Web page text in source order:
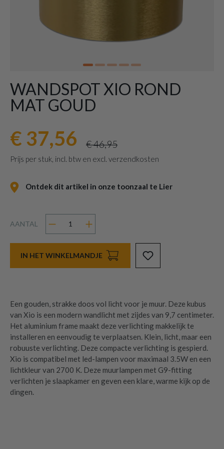
WANDSPOT XIO ROND
MAT GOUD
€ 37,56 € 46,95
Prijs per stuk, incl. btw en excl. verzendkosten
Ontdek dit artikel in onze toonzaal te Lier
AANTAL
IN HET WINKELMANDJE
Een gouden, strakke doos vol licht voor je muur. Deze kubus
van Xio is een modern wandlicht met zijdes van 9,7 centimeter.
Het aluminium frame maakt deze verlichting makkelijk te
installeren en eenvoudig te verplaatsen. Klein, licht, maar een
robuuste verlichting. Deze compacte verlichting is gespierd.
Xio is compatibel met led-lampen voor maximaal 3.5W en een
lichtkleur van 2700 K. Deze muurlampen met G9-fitting
verlichten je slaapkamer en geven een klare, warme kijk op de
dingen.